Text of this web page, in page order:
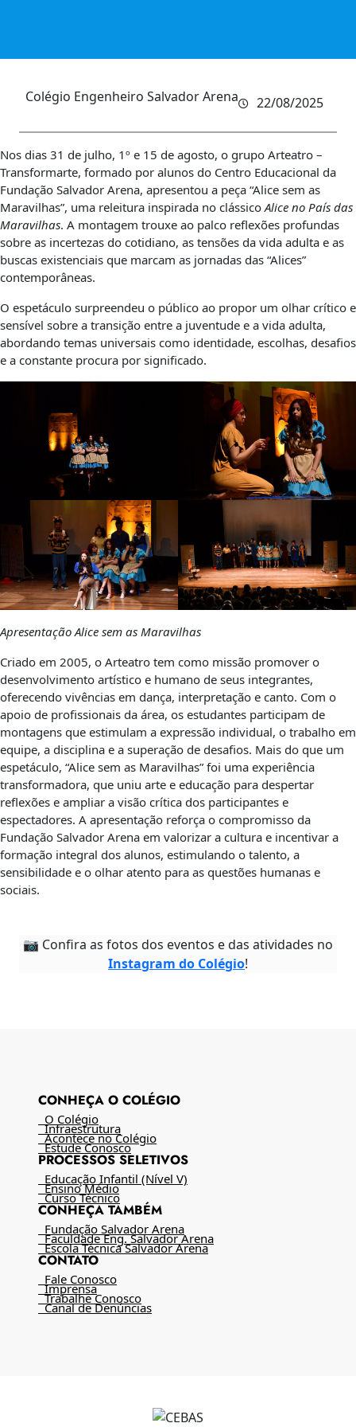
Colégio Engenheiro Salvador Arena 22/08/2025
Nos dias 31 de julho, 1º e 15 de agosto, o grupo Arteatro –
Transformarte, formado por alunos do Centro Educacional da
Fundação Salvador Arena, apresentou a peça “Alice sem as
Maravilhas”, uma releitura inspirada no clássico Alice no País das
Maravilhas. A montagem trouxe ao palco reflexões profundas
sobre as incertezas do cotidiano, as tensões da vida adulta e as
buscas existenciais que marcam as jornadas das “Alices”
contemporâneas.
O espetáculo surpreendeu o público ao propor um olhar crítico e
sensível sobre a transição entre a juventude e a vida adulta,
abordando temas universais como identidade, escolhas, desafios
e a constante procura por significado.
Apresentação Alice sem as Maravilhas
Criado em 2005, o Arteatro tem como missão promover o
desenvolvimento artístico e humano de seus integrantes,
oferecendo vivências em dança, interpretação e canto. Com o
apoio de profissionais da área, os estudantes participam de
montagens que estimulam a expressão individual, o trabalho em
equipe, a disciplina e a superação de desafios. Mais do que um
espetáculo, “Alice sem as Maravilhas” foi uma experiência
transformadora, que uniu arte e educação para despertar
reflexões e ampliar a visão crítica dos participantes e
espectadores. A apresentação reforça o compromisso da
Fundação Salvador Arena em valorizar a cultura e incentivar a
formação integral dos alunos, estimulando o talento, a
sensibilidade e o olhar atento para as questões humanas e
sociais.
📷 Confira as fotos dos eventos e das atividades no
Instagram do Colégio!
CONHEÇA O COLÉGIO
O Colégio
Infraestrutura
Acontece no Colégio
Estude Conosco
PROCESSOS SELETIVOS
Educação Infantil (Nível V)
Ensino Médio
Curso Técnico
CONHEÇA TAMBÉM
Fundação Salvador Arena
Faculdade Eng. Salvador Arena
Escola Técnica Salvador Arena
CONTATO
Fale Conosco
Imprensa
Trabalhe Conosco
Canal de Denúncias